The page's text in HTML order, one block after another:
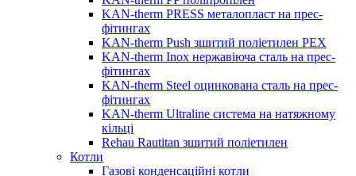
KAN-therm PRESS металопласт на прес-
фітингах
KAN-therm Push зшитий поліетилен PEX
KAN-therm Inox нержавіюча сталь на прес-
фітингах
KAN-therm Steel оцинкована сталь на прес-
фітингах
KAN-therm Ultraline система на натяжному
кільці
Rehau Rautitan зшитий поліетилен
Котли
Газові конденсаційні котли